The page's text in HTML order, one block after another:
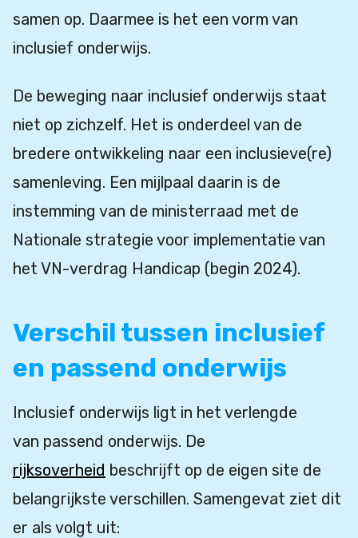
samen op. Daarmee is het een vorm van
inclusief onderwijs.
De beweging naar inclusief onderwijs staat
niet op zichzelf. Het is onderdeel van de
bredere ontwikkeling naar een inclusieve(re)
samenleving. Een mijlpaal daarin is de
instemming van de ministerraad met de
Nationale strategie voor implementatie van
het VN-verdrag Handicap (begin 2024).
Verschil tussen inclusief
en passend onderwijs
Inclusief onderwijs ligt in het verlengde
van passend onderwijs. De
rijksoverheid beschrijft op de eigen site de
belangrijkste verschillen. Samengevat ziet dit
er als volgt uit: